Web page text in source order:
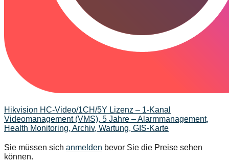
Hikvision HC-Video/1CH/5Y Lizenz – 1‑Kanal
Videomanagement (VMS), 5 Jahre – Alarmmanagement,
Health Monitoring, Archiv, Wartung, GIS-Karte
Sie müssen sich anmelden bevor Sie die Preise sehen
können.